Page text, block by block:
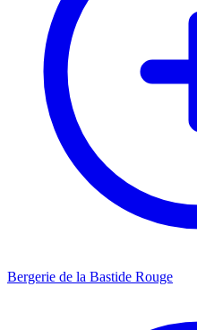
Bergerie de la Bastide Rouge